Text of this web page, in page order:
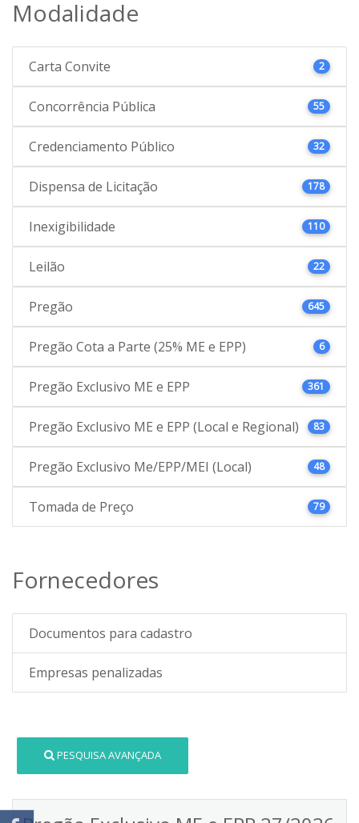
Modalidade
Carta Convite 2
Concorrência Pública 55
Credenciamento Público 32
Dispensa de Licitação 178
Inexigibilidade 110
Leilão 22
Pregão 645
Pregão Cota a Parte (25% ME e EPP) 6
Pregão Exclusivo ME e EPP 361
Pregão Exclusivo ME e EPP (Local e Regional) 83
Pregão Exclusivo Me/EPP/MEI (Local) 48
Tomada de Preço 79
Fornecedores
Documentos para cadastro
Empresas penalizadas
PESQUISA AVANÇADA